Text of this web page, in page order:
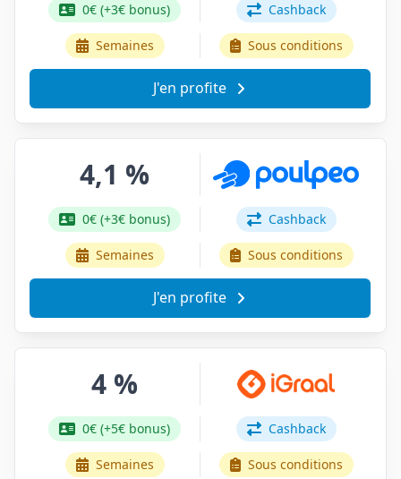
0€ (+3€ bonus) Cashback
Semaines Sous conditions
J'en profite
4,1 %
0€ (+3€ bonus) Cashback
Semaines Sous conditions
J'en profite
4 %
0€ (+5€ bonus) Cashback
Semaines Sous conditions